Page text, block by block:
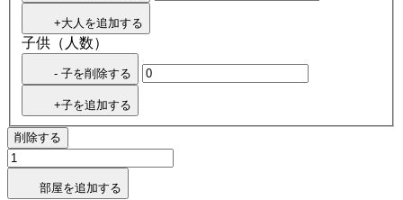
+大人を追加する
子供（人数）
- 子を削除する
+子を追加する
削除する
部屋を追加する